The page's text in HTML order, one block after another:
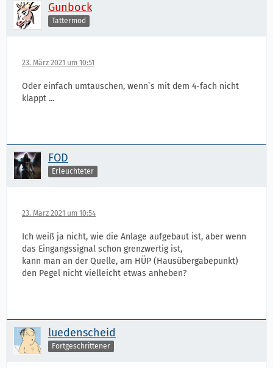
Gunbock
Tattermod
23. März 2021 um 10:51
Oder einfach umtauschen, wenn`s mit dem 4-fach nicht
klappt ...
FOD
Erleuchteter
23. März 2021 um 10:54
Ich weiß ja nicht, wie die Anlage aufgebaut ist, aber wenn
das Eingangssignal schon grenzwertig ist,
kann man an der Quelle, am HÜP (Hausübergabepunkt)
den Pegel nicht vielleicht etwas anheben?
luedenscheid
Fortgeschrittener